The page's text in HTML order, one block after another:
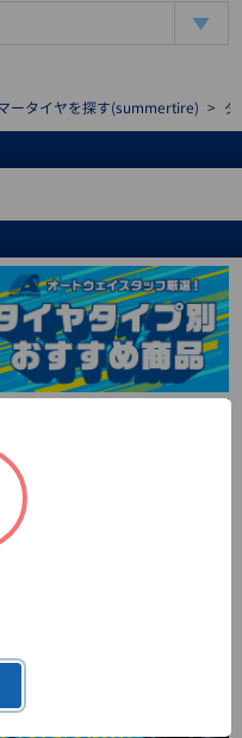
ータイヤを探す(summertire) >